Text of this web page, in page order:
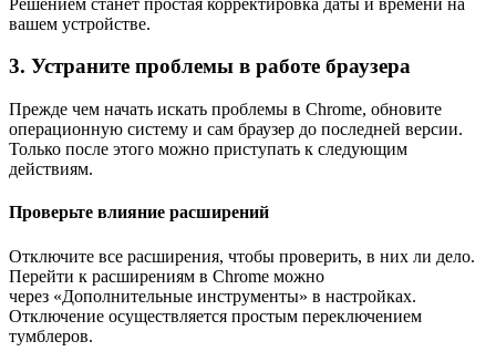
вашем устройстве.
3. Устраните проблемы в работе браузера
Прежде чем начать искать проблемы в Chrome, обновите
операционную систему и сам браузер до последней версии.
Только после этого можно приступать к следующим
действиям.
Проверьте влияние расширений
Отключите все расширения, чтобы проверить, в них ли дело.
Перейти к расширениям в Chrome можно
через «Дополнительные инструменты» в настройках.
Отключение осуществляется простым переключением
тумблеров.